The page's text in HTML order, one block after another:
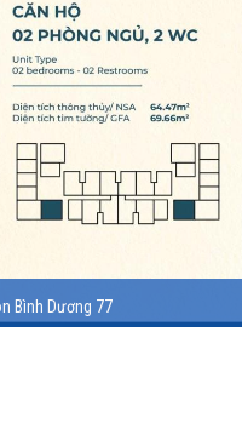
Bình Dương 77